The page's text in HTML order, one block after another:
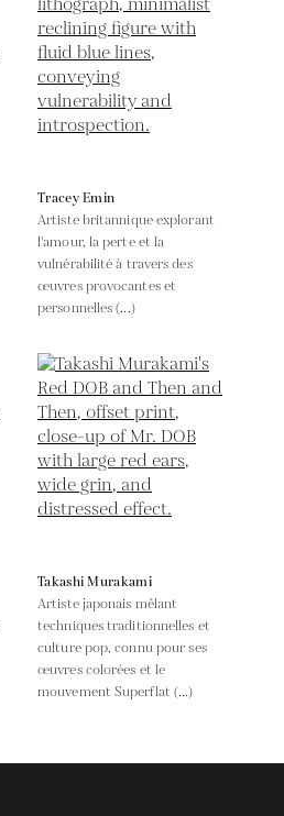
Tracey Emin
Artiste britannique explorant
l'amour, la perte et la
vulnérabilité à travers des
œuvres provocantes et
personnelles (...)
Takashi Murakami
Artiste japonais mêlant
techniques traditionnelles et
culture pop, connu pour ses
œuvres colorées et le
mouvement Superflat (...)